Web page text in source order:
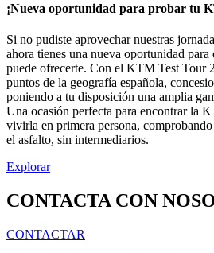
¡Nueva oportunidad para probar tu
Si no pudiste aprovechar nuestras
ahora tienes una nueva oportunidad
puede ofrecerte. Con el KTM Test Tour
puntos de la geografía española,
poniendo a tu disposición una amplia
Una ocasión perfecta para encontrar la
vivirla en primera persona,
el asfalto, sin intermediarios.
Explorar
CONTACTA CON
CONTACTAR